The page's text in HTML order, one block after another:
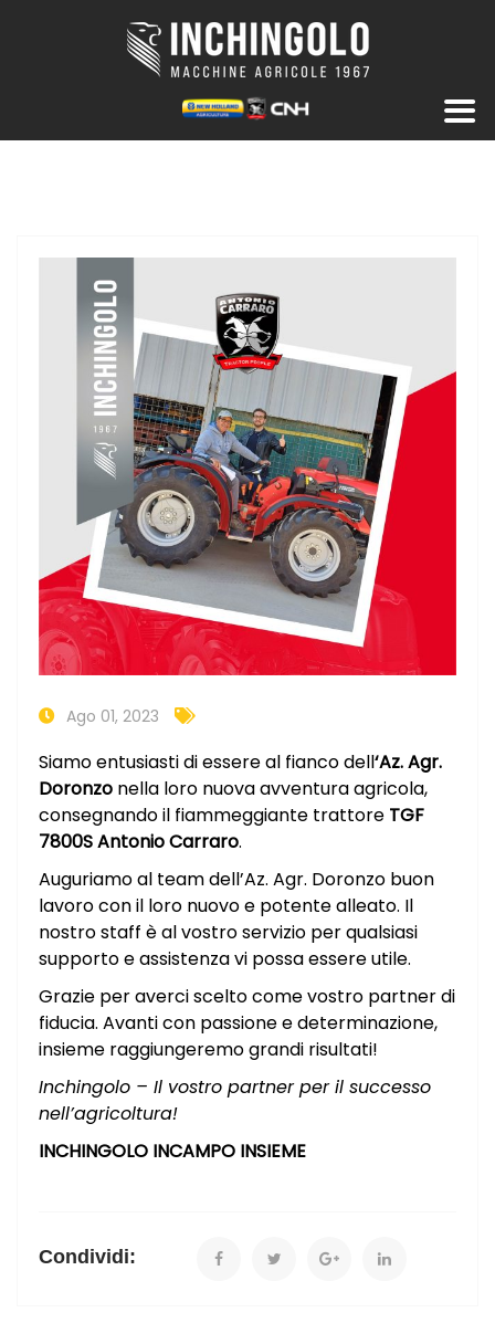
Ago 01, 2023
Siamo entusiasti di essere al fianco dell‘Az. Agr.
Doronzo nella loro nuova avventura agricola,
consegnando il fiammeggiante trattore TGF
7800S Antonio Carraro.
Auguriamo al team dell’Az. Agr. Doronzo buon
lavoro con il loro nuovo e potente alleato. Il
nostro staff è al vostro servizio per qualsiasi
supporto e assistenza vi possa essere utile.
Grazie per averci scelto come vostro partner di
fiducia. Avanti con passione e determinazione,
insieme raggiungeremo grandi risultati!
Inchingolo – Il vostro partner per il successo
nell’agricoltura!
INCHINGOLO INCAMPO INSIEME
Condividi: